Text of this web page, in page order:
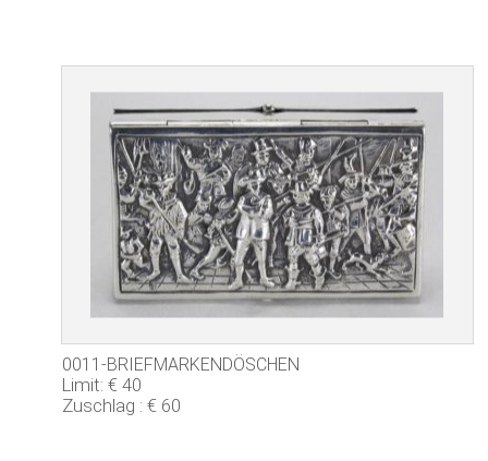
0011-BRIEFMARKENDÖSCHEN
Limit: € 40
Zuschlag : € 60